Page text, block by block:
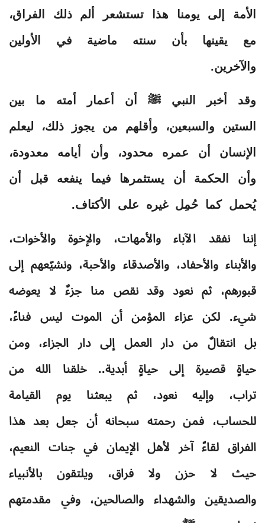
الأمة إلى يومنا هذا تستشعر ألم ذلك الفراق،
مع يقينها بأن سنته ماضية في الأولين
والآخرين.
وقد أخبر النبي ﷺ أن أعمار أمته ما بين
الستين والسبعين، وأقلهم من يجوز ذلك، ليعلم
الإنسان أن عمره محدود، وأن أيامه معدودة،
وأن الحكمة أن يستثمرها فيما ينفعه قبل أن
يُحمل كما حُمِل غيره على الأكتاف.
إننا نفقد الآباء والأمهات، والإخوة والأخوات،
والأبناء والأحفاد، والأصدقاء والأحبة، ونشيّعهم إلى
قبورهم، ثم نعود وقد نقص منا جزءٌ لا يعوضه
شيء. لكن عزاء المؤمن أن الموت ليس فناءً،
بل انتقالٌ من دار العمل إلى دار الجزاء، ومن
حياةٍ قصيرة إلى حياةٍ أبدية.. خلقنا الله من
تراب، وإليه نعود، ثم يبعثنا يوم القيامة
للحساب، فمن رحمته سبحانه أن جعل بعد هذا
الفراق لقاءً آخر لأهل الإيمان في جنات النعيم،
حيث لا حزن ولا فراق، ويلتقون بالأنبياء
والصديقين والشهداء والصالحين، وفي مقدمتهم